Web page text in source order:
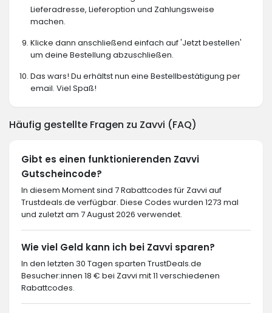
Lieferadresse, Lieferoption und Zahlungsweise
machen.
Klicke dann anschließend einfach auf 'Jetzt bestellen'
um deine Bestellung abzuschließen.
Das wars! Du erhältst nun eine Bestellbestätigung per
email. Viel Spaß!
Häufig gestellte Fragen zu Zavvi (FAQ)
Gibt es einen funktionierenden Zavvi
Gutscheincode?
In diesem Moment sind 7 Rabattcodes für Zavvi auf
Trustdeals.de verfügbar. Diese Codes wurden 1273 mal
und zuletzt am 7 August 2026 verwendet.
Wie viel Geld kann ich bei Zavvi sparen?
In den letzten 30 Tagen sparten TrustDeals.de
Besucher:innen 18 € bei Zavvi mit 11 verschiedenen
Rabattcodes.